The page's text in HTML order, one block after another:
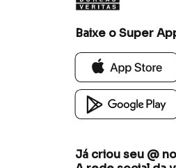
Baixe o Super
Já criou seu @